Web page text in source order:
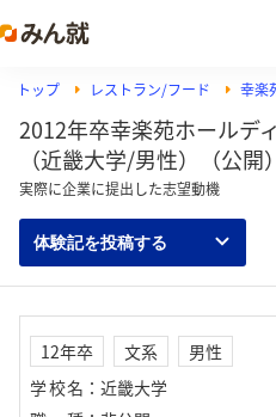
トップ レストラン/フード 幸楽
2012年卒幸楽苑ホールデ
（近畿大学/男性）（公開）
実際に企業に提出した志望動機
体験記を投稿する
12年卒 文系
男性
学校名 ： 近畿大学